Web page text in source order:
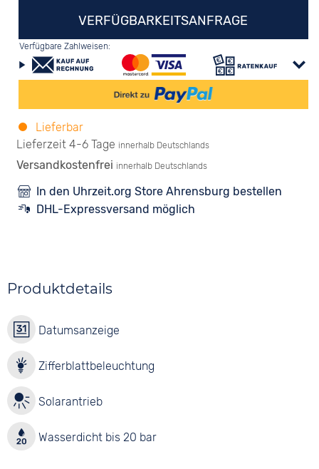
VERFÜGBARKEITSANFRAGE
Verfügbare Zahlweisen:
Lieferbar
Lieferzeit 4-6 Tage innerhalb Deutschlands
Versandkostenfrei innerhalb Deutschlands
In den Uhrzeit.org Store Ahrensburg bestellen
DHL-Expressversand möglich
Produktdetails
Datumsanzeige
Zifferblattbeleuchtung
Solarantrieb
Wasserdicht bis 20 bar